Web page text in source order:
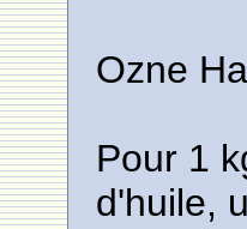
Ozne
Pour 1
d'huile,